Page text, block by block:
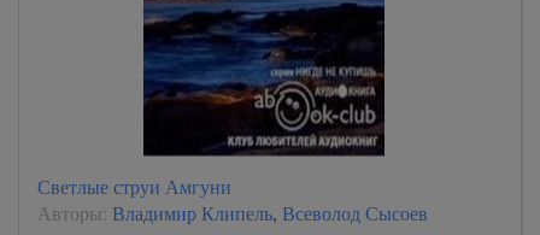
Светлые струи Амгуни
Авторы: Владимир Клипель, Всеволод Сысоев